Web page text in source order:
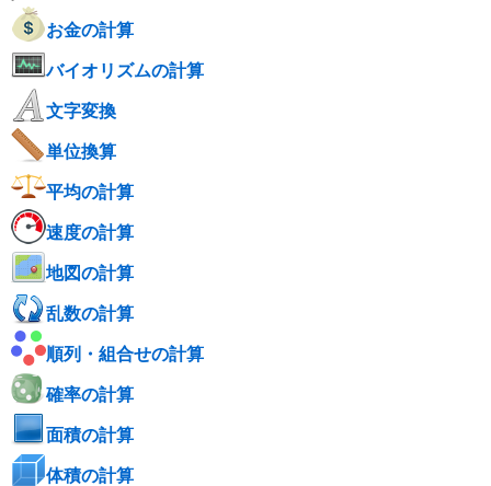
お金の計算
バイオリズムの計算
文字変換
単位換算
平均の計算
速度の計算
地図の計算
乱数の計算
順列・組合せの計算
確率の計算
面積の計算
体積の計算